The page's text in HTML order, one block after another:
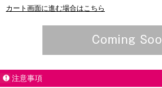
カート画面に進む場合はこちら
注意事項